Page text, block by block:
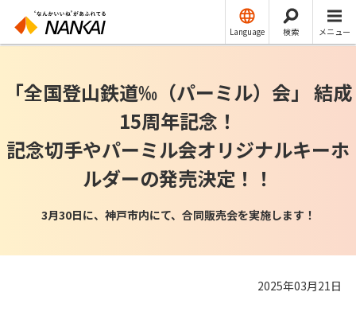
Language 検索 メニュー
ニュースリリース
「全国登山鉄道‰（パーミル）会」 結成
15周年記念！
記念切手やパーミル会オリジナルキーホ
ルダーの発売決定！！
3月30日に、神戸市内にて、合同販売会を実施します！
2025年03月21日